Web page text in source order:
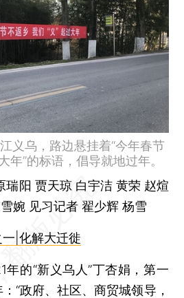
义乌，路边悬挂着“今年春节
年”的标语，倡导就地过年。
瑞阳 贾天琼 白宇洁 黄荣 赵煊
婉 见习记者 翟少辉 杨雪
|化解大迁徙
的“新义乌人”丁杏娟，第一
“政府、社区、商贸城领导，